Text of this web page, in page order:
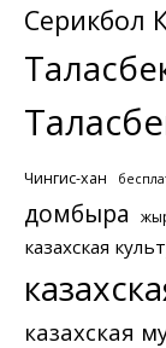
Серикбол
Чингис-хан
домбыра
казахская
казахская